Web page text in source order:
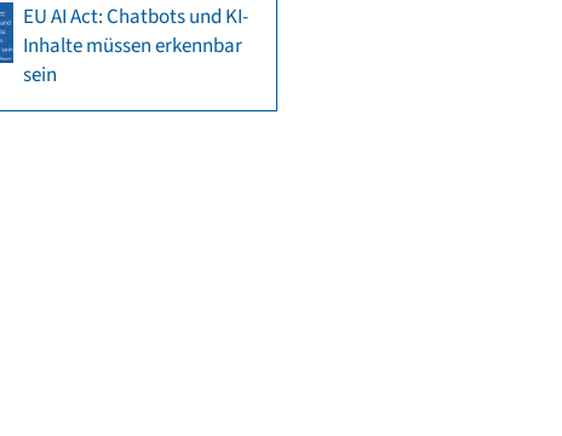
EU AI Act: Chatbots und KI-
Inhalte müssen erkennbar
sein